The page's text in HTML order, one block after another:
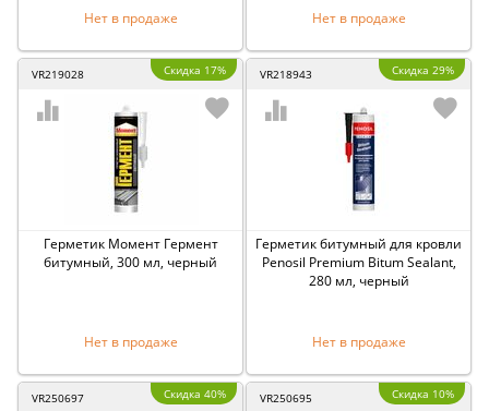
Нет в продаже Нет в продаже
VR219028 Скидка 17%
Герметик Момент Гермент
битумный, 300 мл, черный
Нет в продаже
VR218943 Скидка 29%
Герметик битумный для кровли
Penosil Premium Bitum Sealant,
280 мл, черный
Нет в продаже
VR250697 Скидка 40% VR250695 Скидка 10%